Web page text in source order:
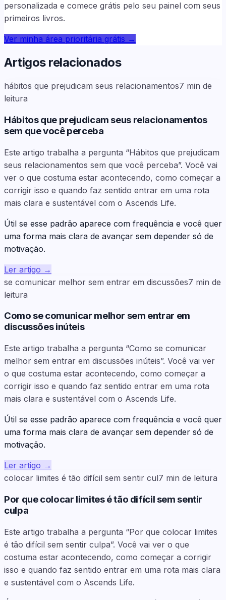
personalizada e comece grátis pelo seu painel com seus
primeiros livros.
Ver minha área prioritária grátis →
Artigos relacionados
hábitos que prejudicam seus relacionamentos7 min de
leitura
Hábitos que prejudicam seus relacionamentos
sem que você perceba
Este artigo trabalha a pergunta “Hábitos que prejudicam
seus relacionamentos sem que você perceba”. Você vai
ver o que costuma estar acontecendo, como começar a
corrigir isso e quando faz sentido entrar em uma rota
mais clara e sustentável com o Ascends Life.
Útil se esse padrão aparece com frequência e você quer
uma forma mais clara de avançar sem depender só de
motivação.
Ler artigo →
se comunicar melhor sem entrar em discussões7 min de
leitura
Como se comunicar melhor sem entrar em
discussões inúteis
Este artigo trabalha a pergunta “Como se comunicar
melhor sem entrar em discussões inúteis”. Você vai ver
o que costuma estar acontecendo, como começar a
corrigir isso e quando faz sentido entrar em uma rota
mais clara e sustentável com o Ascends Life.
Útil se esse padrão aparece com frequência e você quer
uma forma mais clara de avançar sem depender só de
motivação.
Ler artigo →
colocar limites é tão difícil sem sentir cul7 min de leitura
Por que colocar limites é tão difícil sem sentir
culpa
Este artigo trabalha a pergunta “Por que colocar limites
é tão difícil sem sentir culpa”. Você vai ver o que
costuma estar acontecendo, como começar a corrigir
isso e quando faz sentido entrar em uma rota mais clara
e sustentável com o Ascends Life.